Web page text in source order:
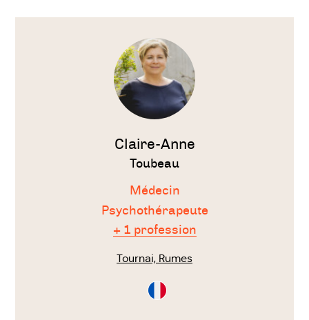
Voir
Claire-Anne
Toubeau
Médecin
Psychothérapeute
+ 1 profession
Tournai, Rumes
Consultation
en